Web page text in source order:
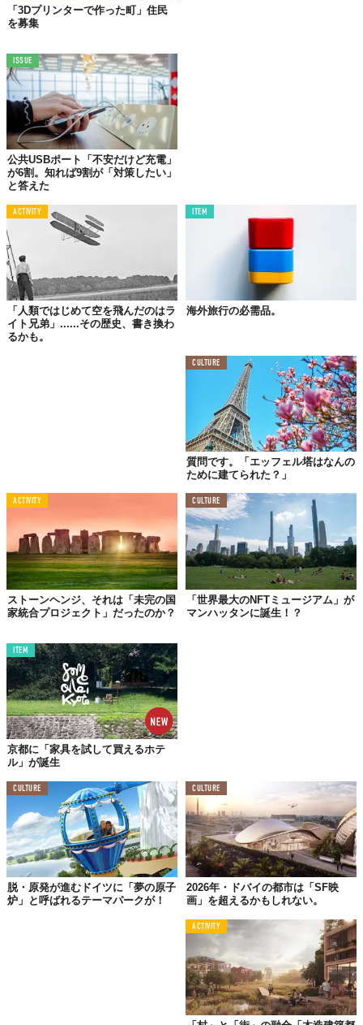
ポーランド
Lublin（ルブリン）の
、未来型装置「PORTAL」をヴィリニュス
さすがに映画のように時空感移動！とはいかないが、インターネ
でそれぞれの都市の人々の様子をう
新型コロナウイルスの影響により、従来のように気軽に両国を行
き来できなくなったいま、あらためてコミュニケーションの機会
として、また、民族や風習、文化の違いをともに理解し、国境を
越えて人と人とのつながりを大切にしたい、という思いを込め設
置に至ったんだとか。
©Vilnius
606キロという物理的距離、日常生活においてお互いの国のリア
ルを把握するのは難しいかもしれない。それでも、ゲイト（画
面）を通して手を振り合ったり、笑顔をかわすことが、コロナ禍
においてはちょっと嬉しかったりもする。今見ているゲイトの向
こうが、もう少し先の未来（自由に行き来できるようになった
ら）となる可能性だってあるわけだから。
今後、さらに「PORTAL」を設置する地域を増やすことで、未来
型のコミュニケーションを実現させていく狙いもあるようだ。
Top image: ©Vilnius
「3Dプリンターで作った町」住民
を募集
ISSUE
公共USBポート「不安だけど充電」
が6割。知れば9割が「対策したい」
と答えた
ACTIVITY
「人類ではじめて空を飛んだのはラ
イト兄弟」......その歴史、書き換わ
るかも。
ITEM
海外旅行の必需品。
CULTURE
質問です。「エッフェル塔はなんの
ために建てられた？」
ACTIVITY
ストーンヘンジ、それは「未完の国
家統合プロジェクト」だったのか？
CULTURE
「世界最大のNFTミュージアム」が
マンハッタンに誕生！？
ITEM
京都に「家具を試して買えるホテ
ル」が誕生
CULTURE
脱・原発が進むドイツに「夢の原子
炉」と呼ばれるテーマパークが！
CULTURE
2026年・ドバイの都市は「SF映
画」を超えるかもしれない。
ACTIVITY